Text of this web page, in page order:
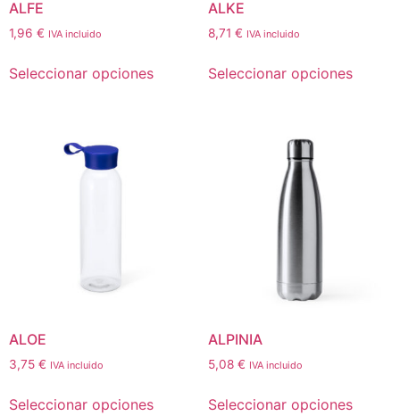
ALFE
1,96 € IVA incluido
Seleccionar opciones
ALKE
8,71 € IVA incluido
Seleccionar opciones
ALOE
3,75 € IVA incluido
Seleccionar opciones
ALPINIA
5,08 € IVA incluido
Seleccionar opciones